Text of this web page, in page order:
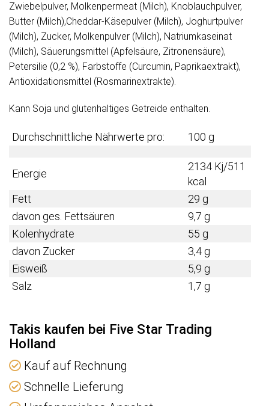
Zwiebelpulver, Molkenpermeat (Milch), Knoblauchpulver,
Butter (Milch),Cheddar-Käsepulver (Milch), Joghurtpulver
(Milch), Zucker, Molkenpulver (Milch), Natriumkaseinat
(Milch), Säuerungsmittel (Apfelsäure, Zitronensäure),
Petersilie (0,2 %), Farbstoffe (Curcumin, Paprikaextrakt),
Antioxidationsmittel (Rosmarinextrakte).
Kann Soja und glutenhaltiges Getreide enthalten.
Durchschnittliche Nährwerte pro: 100 g
Energie
2134 Kj/511
kcal
Fett
29 g
davon ges. Fettsäuren
9,7 g
Kolenhydrate
55 g
davon Zucker
3,4 g
Eisweiß
5,9 g
Salz
1,7 g
Takis kaufen bei Five Star Trading
Holland
Kauf auf Rechnung
Schnelle Lieferung